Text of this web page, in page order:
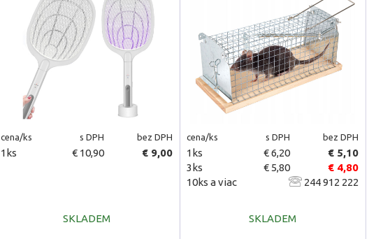
cena/ks s DPH bez DPH
1ks € 10,90 € 9,00
SKLADEM
cena/ks s DPH bez DPH
1ks € 6,20
€ 5,10
3ks
€ 5,80
€ 4,80
10ks a viac
244 912 222
SKLADEM